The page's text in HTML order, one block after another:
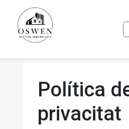
Política
privacitat